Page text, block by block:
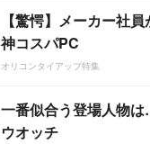
【驚愕】メーカー社
神コスパPC
オリコンタイアップ特集
一番似合う登場人物
ウオッチ